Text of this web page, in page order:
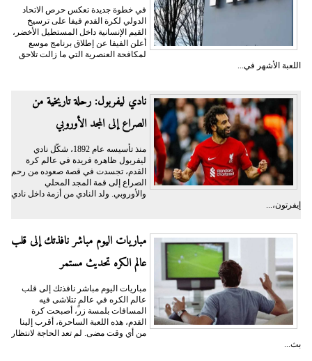
في خطوة جديدة تعكس حرص الاتحاد
الدولي لكرة القدم فيفا على ترسيخ
القيم الإنسانية داخل المستطيل الأخضر،
أعلن الفيفا عن إطلاق برنامج موسع
لمكافحة العنصرية التي ما زالت تلاحق
اللعبة الأشهر في...
نادي ليفربول: رحلة تاريخية من
الصراع إلى المجد الأوروبي
منذ تأسيسه عام 1892، شكّل نادي
ليفربول ظاهرة فريدة في عالم كرة
القدم، تجسدت في قصة صعوده من رحم
الصراع إلى قمة المجد المحلي
والأوروبي. ولد النادي من أزمة داخل نادي
إيفرتون،...
مباريات اليوم مباشر نافذتك إلى قلب
عالم الكره تحديث مستمر
مباريات اليوم مباشر نافذتك إلى قلب
عالم الكره في عالمٍ تتلاشى فيه
المسافات بلمسة زر، أصبحت كرة
القدم، هذه اللعبة الساحرة، أقرب إلينا
من أي وقت مضى. لم تعد الحاجة لانتظار
بث...